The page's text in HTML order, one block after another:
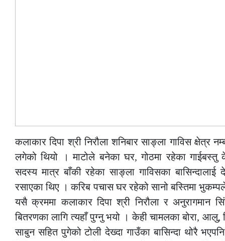
कलाकार दिपा श्री निरौला शनिबार साङ्ला गाविस क्षेत्र
लगेको थियो । माटोले बनेका घर, गोठमा रहेका गाईबस्तु
सदस्य मात्र बाँकी रहेका साङ्ला गाविसका
रसाएका थिए । करिब पचास घर रहेको सानो बस्तिमा
यसै क्रममा कलाकार दिपा श्री निरौला र अनुरागमान
बितरणका लागि त्यहाँ पुग्नु भयो । केही चामलका बोरा,
साबुन सहित पुगेको टोली देख्दा गाउँका बासिन्दा थोरै